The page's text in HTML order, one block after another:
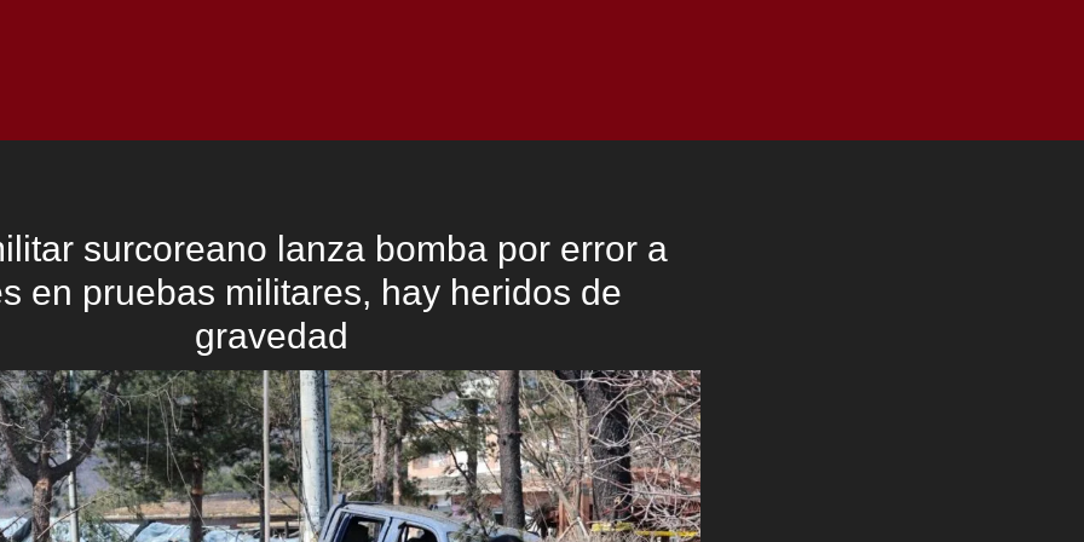
surcoreano lanza bomba por error a
en pruebas militares, hay heridos de
gravedad